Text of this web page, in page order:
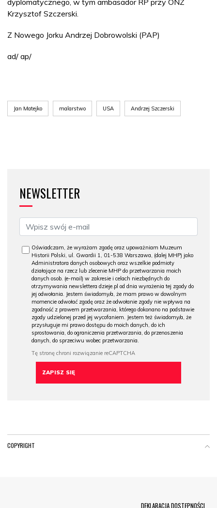
dyplomatycznego, w tym ambasador RP przy ONZ
Krzysztof Szczerski.
Z Nowego Jorku Andrzej Dobrowolski (PAP)
ad/ ap/
Jan Matejko malarstwo USA Andrzej Szczerski
NEWSLETTER
Oświadczam, że wyrażam zgodę oraz upoważniam Muzeum
Historii Polski, ul. Gwardii 1, 01-538 Warszawa, (dalej MHP) jako
Administratora danych osobowych oraz wszelkie podmioty
działające na rzecz lub zlecenie MHP do przetwarzania moich
danych osob. (e-mail) w zakresie i celach niezbędnych do
otrzymywania newslettera dzieje.pl od dnia wyrażenia tej zgody do
jej odwołania. Jestem świadomy/a, że mam prawo w dowolnym
momencie odwołać zgodę oraz że odwołanie zgody nie wpływa na
zgodność z prawem przetwarzania, którego dokonano na podstawie
zgody udzielonej przed jej wycofaniem. Jestem też świadomy/a, że
przysługuje mi prawo dostępu do moich danych, do ich
sprostowania, do ograniczenia przetwarzania, do przenoszenia
danych, do sprzeciwu wobec przetwarzania.
COPYRIGHT
DEKLARACJA DOSTĘPNOŚCI